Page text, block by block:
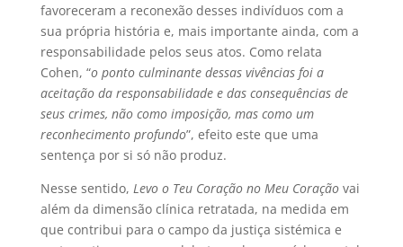
favoreceram a reconexão desses indivíduos com a
sua própria história e, mais importante ainda, com a
responsabilidade pelos seus atos. Como relata
Cohen, “o ponto culminante dessas vivências foi a
aceitação da responsabilidade e das consequências de
seus crimes, não como imposição, mas como um
reconhecimento profundo”, efeito este que uma
sentença por si só não produz.
Nesse sentido, Levo o Teu Coração no Meu Coraçãovai
além da dimensão clínica retratada, na medida em
que contribui para o campo da justiça sistémica e